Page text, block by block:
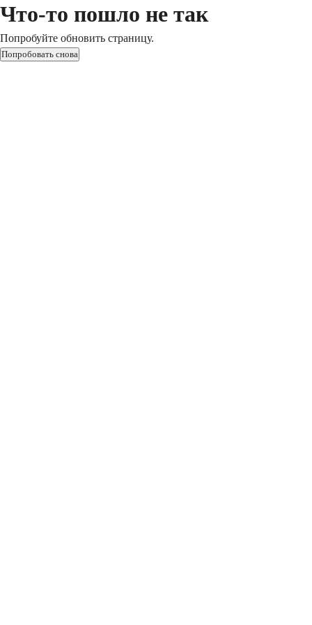
Что-то пошло не так
Попробуйте обновить страницу.
Попробовать снова